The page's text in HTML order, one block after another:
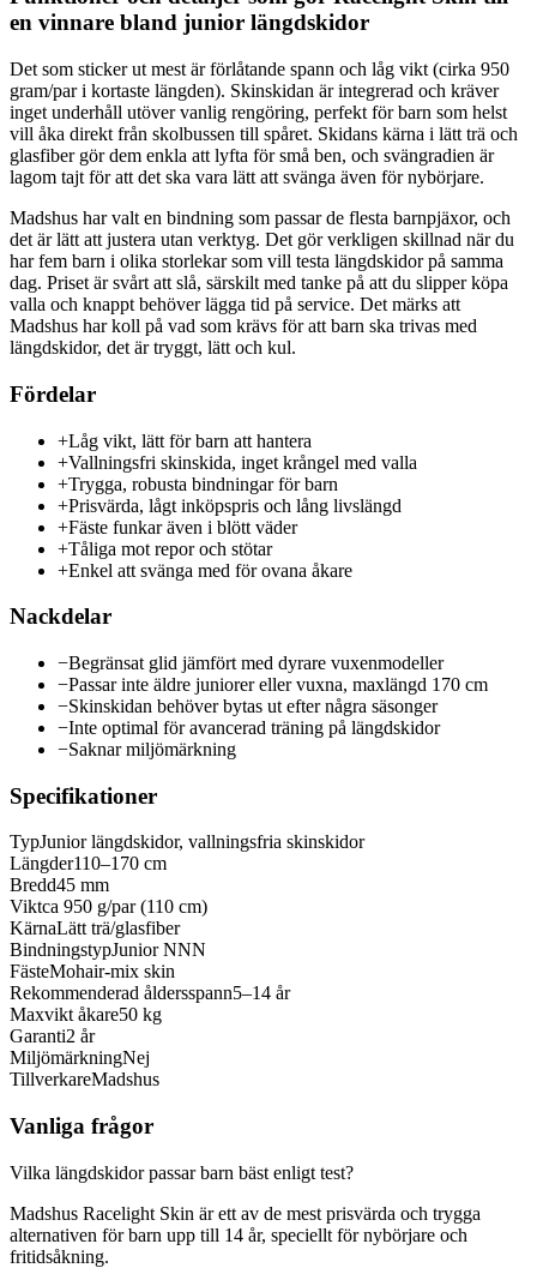
en vinnare bland junior längdskidor
Det som sticker ut mest är förlåtande spann och låg vikt (cirka 950
gram/par i kortaste längden). Skinskidan är integrerad och kräver
inget underhåll utöver vanlig rengöring, perfekt för barn som helst
vill åka direkt från skolbussen till spåret. Skidans kärna i lätt trä och
glasfiber gör dem enkla att lyfta för små ben, och svängradien är
lagom tajt för att det ska vara lätt att svänga även för nybörjare.
Madshus har valt en bindning som passar de flesta barnpjäxor, och
det är lätt att justera utan verktyg. Det gör verkligen skillnad när du
har fem barn i olika storlekar som vill testa längdskidor på samma
dag. Priset är svårt att slå, särskilt med tanke på att du slipper köpa
valla och knappt behöver lägga tid på service. Det märks att
Madshus har koll på vad som krävs för att barn ska trivas med
längdskidor, det är tryggt, lätt och kul.
Fördelar
+Låg vikt, lätt för barn att hantera
+Vallningsfri skinskida, inget krångel med valla
+Trygga, robusta bindningar för barn
+Prisvärda, lågt inköpspris och lång livslängd
+Fäste funkar även i blött väder
+Tåliga mot repor och stötar
+Enkel att svänga med för ovana åkare
Nackdelar
−Begränsat glid jämfört med dyrare vuxenmodeller
−Passar inte äldre juniorer eller vuxna, maxlängd 170 cm
−Skinskidan behöver bytas ut efter några säsonger
−Inte optimal för avancerad träning på längdskidor
−Saknar miljömärkning
Specifikationer
TypJunior längdskidor, vallningsfria skinskidor
Längder110–170 cm
Bredd45 mm
Viktca 950 g/par (110 cm)
KärnaLätt trä/glasfiber
BindningstypJunior NNN
FästeMohair-mix skin
Rekommenderad åldersspann5–14 år
Maxvikt åkare50 kg
Garanti2 år
MiljömärkningNej
TillverkareMadshus
Vanliga frågor
Vilka längdskidor passar barn bäst enligt test?
Madshus Racelight Skin är ett av de mest prisvärda och trygga
alternativen för barn upp till 14 år, speciellt för nybörjare och
fritidsåkning.